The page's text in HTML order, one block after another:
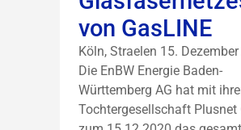
von GasLINE
Köln, Straelen 15.
Die EnBW Energie Baden-
Württemberg AG hat mit
Tochtergesellschaft Plusnet